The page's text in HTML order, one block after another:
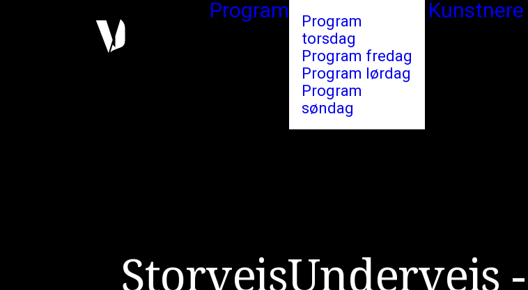
Program
Program
torsdag
Program fredag
Program lørdag
Program
søndag
Kunstnere
StorveisUnderveis -